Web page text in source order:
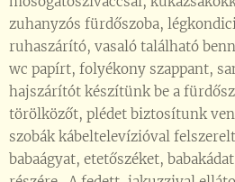
zuhanyzós fürdőszoba,
ruhaszárító, vasaló található
wc papírt, folyékony szappant,
hajszárítót készítünk be a
törölközőt, plédet biztosítunk
szobák kábeltelevízióval
babaágyat, etetőszéket,